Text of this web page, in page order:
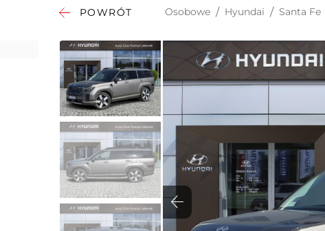
Volvo Alfa
DS
Fiat
Jeep
Opel
Peugeot
POWRÓT Osobowe / Hyundai / Santa Fe